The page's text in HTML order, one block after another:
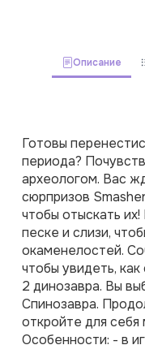
Описание
Готовы
периода?
археологом. Вас
сюрпризов
чтобы отыскать
песке и слизи,
окаменелостей.
чтобы увидеть,
2 динозавра. Вы
Спинозавра.
откройте для
Особенности: - в